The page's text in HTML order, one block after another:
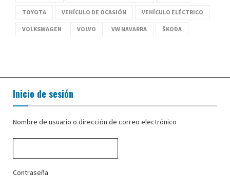
TOYOTA VEHÍCULO DE OCASIÓN VEHÍCULO ELÉCTRICO
VOLKSWAGEN VOLVO VW NAVARRA ŠKODA
Inicio de sesión
Nombre de usuario o dirección de correo electrónico
Contraseña